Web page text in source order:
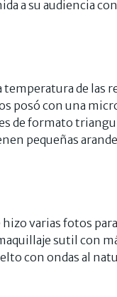
a su audiencia
de las
posó con una
de formato
pequeñas
varias fotos
sutil con
con ondas al